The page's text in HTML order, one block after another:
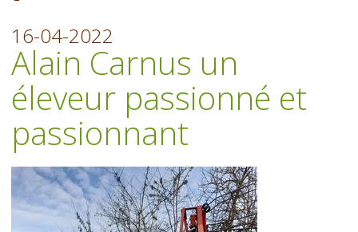
16-04-2022
Alain Carnus un
éleveur passionné et
passionnant